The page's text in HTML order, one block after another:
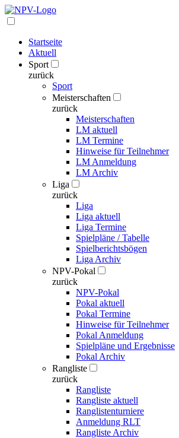
Startseite
Aktuell
Sport
zurück
Sport
Meisterschaften
zurück
Meisterschaften
LM aktuell
LM Termine
Hinweise für Teilnehmer
LM Anmeldung
LM Archiv
Liga
zurück
Liga
Liga aktuell
Liga Termine
Spielpläne / Tabelle
Spielberichtsbögen
Liga Archiv
NPV-Pokal
zurück
NPV-Pokal
Pokal aktuell
Pokal Termine
Hinweise für Teilnehmer
Pokal Anmeldung
Spielpläne und Ergebnisse
Pokal Archiv
Rangliste
zurück
Rangliste
Rangliste aktuell
Ranglistenturniere
Anmeldung RLT
Rangliste Archiv